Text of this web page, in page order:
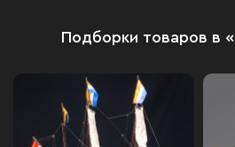
Подборки товаров в